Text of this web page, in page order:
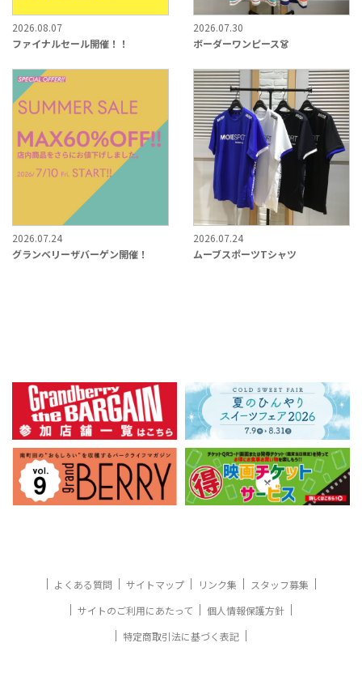
2026.08.07
ファイナルセール開催！！
2026.07.30
ボーダーワンピース👗
2026.07.24
グランベリーザバーゲン開催！
2026.07.24
ムーブスポーツTシャツ
よくある質問 サイトマップ リンク集
スタッフ募集
サイトのご利用にあたって
個人情報保護方針
特定商取引法に基づく表記